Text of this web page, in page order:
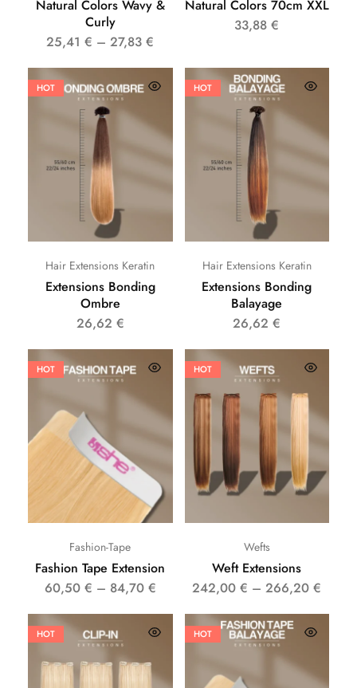
Natural Colors Wavy &
Curly
25,41€ –27,83€
Natural Colors 70cm XXL
33,88€
HOT
Hair Extensions Keratin
Extensions Bonding
Ombre
26,62 €
HOT
Hair Extensions Keratin
Extensions Bonding
Balayage
26,62€
HOT
Fashion-Tape
Fashion Tape Extension
60,50 € – 84,70 €
HOT
Wefts
Weft Extensions
242,00€ –266,20€
HOT HOT